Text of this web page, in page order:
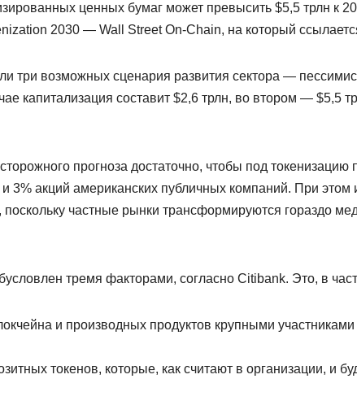
ценных бумаг может превысить $5,5 трлн к
2030 — Wall Street On-Chain, на который
три возможных сценария развития сектора —
капитализация составит $2,6 трлн, во втором — $5,5
прогноза достаточно, чтобы под токенизацию
3% акций американских публичных компаний. При этом
частные рынки трансформируются гораздо
тремя факторами, согласно Citibank. Это, в
и производных продуктов крупными
токенов, которые, как считают в организации, и